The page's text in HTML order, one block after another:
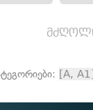
[A,